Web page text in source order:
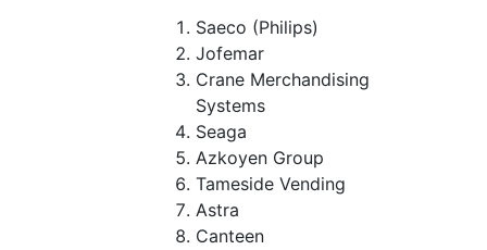
Saeco (Philips)
Jofemar
Crane Merchandising
Systems
Seaga
Azkoyen Group
Tameside Vending
Astra
Canteen